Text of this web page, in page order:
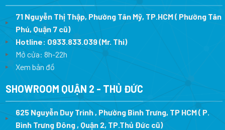
71 Nguyễn Thị Thập, Phường Tân Mỹ, TP.HCM ( Phường Tân
Phú, Quận 7 cũ)
Hotline: 0933.833.039(Mr. Thi)
Mở cửa: 8h-22h
Xem bản đồ
SHOWROOM QUẬN 2 - THỦ ĐỨC
625 Nguyễn Duy Trinh , Phường Bình Trưng, TP HCM ( P.
Bình Trưng Đông , Quận 2, TP.Thủ Đức cũ)